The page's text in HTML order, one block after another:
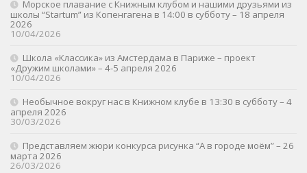
Морское плавание с Книжным клубом и нашими друзьями из
школы “Startum” из Копенгагена в 14:00 в субботу – 18 апреля
2026
10/04/2026
Школа «Классика» из Амстердама в Париже – проект
«Дружим школами» – 4-5 апреля 2026
10/04/2026
Необычное вокруг нас в Книжном клубе в 13:30 в субботу – 4
апреля 2026
30/03/2026
Представляем жюри конкурса рисунка “А в городе моём” – 26
марта 2026
26/03/2026